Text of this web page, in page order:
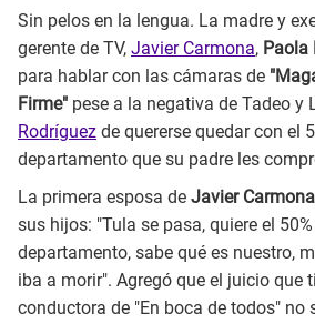
Sin pelos en la lengua. La madre y
gerente de TV, Javier Carmona, Paola
para hablar con las cámaras de
Firme" pese a la negativa de Tadeo y
Rodríguez de quererse quedar con el
departamento que su padre les
La primera esposa de Javier Carmona
sus hijos: "Tula se pasa, quiere el
departamento, sabe qué es nuestro,
iba a morir". Agregó que el juicio que
conductora de "En boca de todos" no